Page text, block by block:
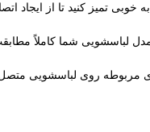
تمیز کنید تا از ایجاد
لباسشویی شما کاملاً
مربوطه روی